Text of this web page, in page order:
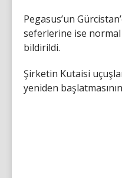
Pegasus’un
seferlerine ise
bildirildi.
Şirketin Kutaisi
yeniden